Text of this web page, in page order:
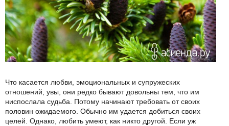
Что касается любви, эмоциональных и супружеских
отношений, увы, они редко бывают довольны тем, что им
ниспослала судьба. Потому начинают требовать от своих
половин ожидаемого. Обычно им удается добиться своих
целей. Однако, любить умеют, как никто другой. Если уж